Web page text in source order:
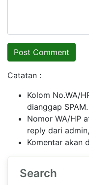
Catatan :
Kolom No.WA/
dianggap SPAM.
Nomor WA/HP
reply dari
Komentar akan
Search